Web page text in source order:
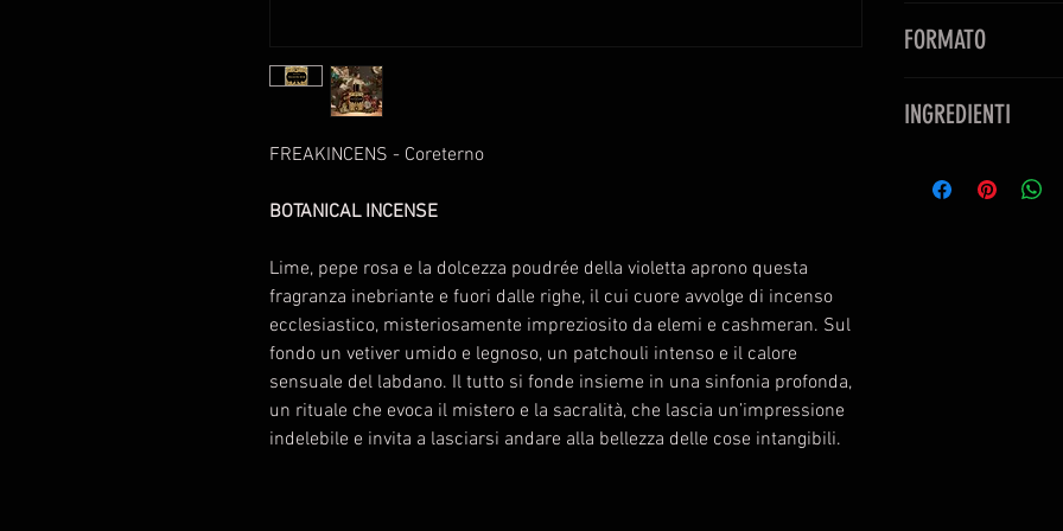
FREAKINCENS - Coreterno
BOTANICAL INCENSE
Lime, pepe rosa e la dolcezza poudrée della violetta aprono questa
fragranza inebriante e fuori dalle righe, il cui cuore avvolge di incenso
ecclesiastico, misteriosamente impreziosito da elemi e cashmeran. Sul
fondo un vetiver umido e legnoso, un patchouli intenso e il calore
sensuale del labdano. Il tutto si fonde insieme in una sinfonia profonda,
un rituale che evoca il mistero e la sacralità, che lascia un’impressione
indelebile e invita a lasciarsi andare alla bellezza delle cose intangibili.
CUORE:INCENSO,
Tutti i nostri Eau
free.
FORMATO
INGREDIENTI
Limonene,